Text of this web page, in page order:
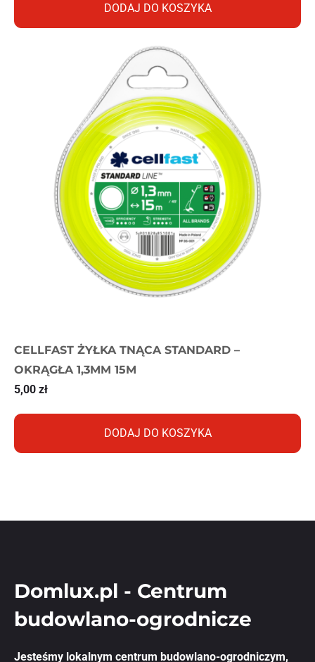
DODAJ DO KOSZYKA
CELLFAST ŻYŁKA TNĄCA STANDARD –
OKRĄGŁA 1,3MM 15M
5,00 zł
DODAJ DO KOSZYKA
Domlux.pl - Centrum
budowlano-ogrodnicze
Jesteśmy lokalnym centrum budowlano-ogrodniczym,